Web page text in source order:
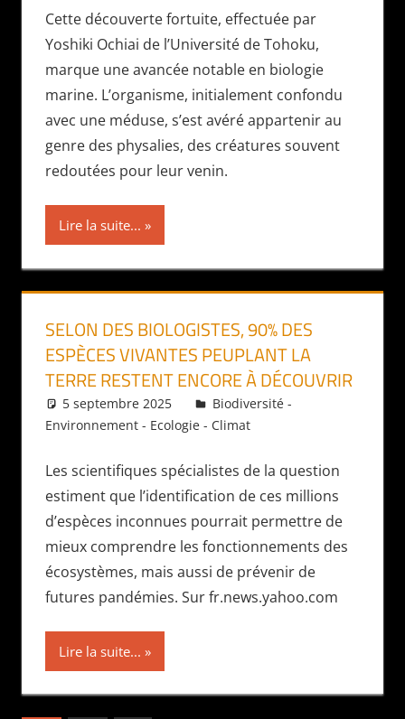
Cette découverte fortuite, effectuée par
Yoshiki Ochiai de l’Université de Tohoku,
marque une avancée notable en biologie
marine. L’organisme, initialement confondu
avec une méduse, s’est avéré appartenir au
genre des physalies, des créatures souvent
redoutées pour leur venin.
Lire la suite...
SELON DES BIOLOGISTES, 90% DES
ESPÈCES VIVANTES PEUPLANT LA
TERRE RESTENT ENCORE À DÉCOUVRIR
5 septembre 2025 Daniel
Biodiversité -
Environnement - Ecologie - Climat
Les scientifiques spécialistes de la question
estiment que l’identification de ces millions
d’espèces inconnues pourrait permettre de
mieux comprendre les fonctionnements des
écosystèmes, mais aussi de prévenir de
futures pandémies. Sur fr.news.yahoo.com
Lire la suite...